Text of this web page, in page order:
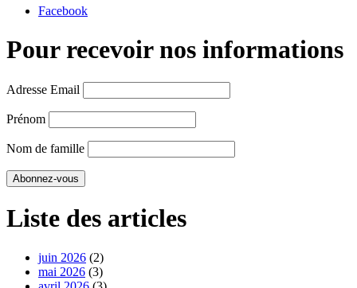
Facebook
Pour recevoir nos informations
Adresse Email
Prénom
Nom de famille
Liste des articles
juin 2026 (2)
mai 2026 (3)